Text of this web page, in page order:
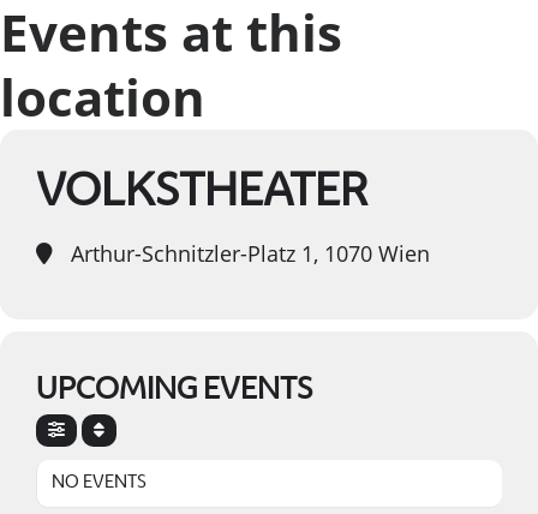
Events at this
location
VOLKSTHEATER
Arthur-Schnitzler-Platz 1, 1070 Wien
UPCOMING EVENTS
NO EVENTS